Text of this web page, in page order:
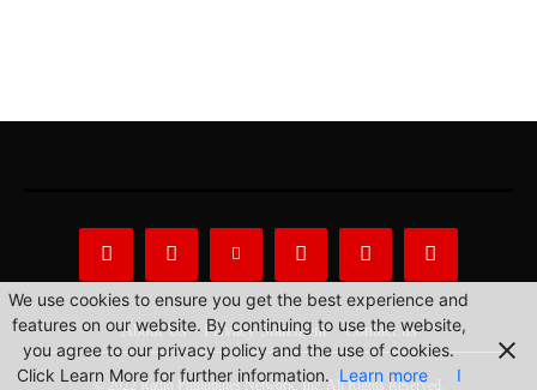
About Us Privacy Statement Contact us
© 2022 Radio Philippines Network, Inc. All Rights Reserved.
We use cookies to ensure you get the best experience and
features on our website. By continuing to use the website,
you agree to our privacy policy and the use of cookies.
Click Learn More for further information. Learn more I